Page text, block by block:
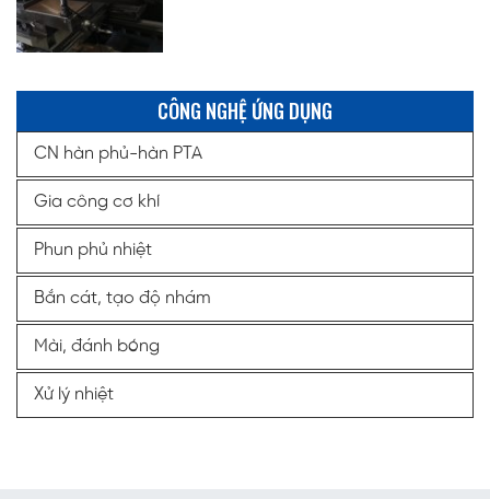
CÔNG NGHỆ ỨNG DỤNG
CN hàn phủ-hàn PTA
Gia công cơ khí
Phun phủ nhiệt
Bắn cát, tạo độ nhám
Mài, đánh bóng
Xử lý nhiệt